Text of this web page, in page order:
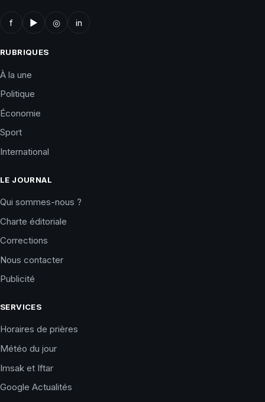
f ▶ ◎ in
RUBRIQUES
À la une
Politique
Économie
Sport
International
LE JOURNAL
Qui sommes-nous ?
Charte éditoriale
Corrections
Nous contacter
Publicité
SERVICES
Horaires de prières
Météo du jour
Imsak et Iftar
Google Actualités